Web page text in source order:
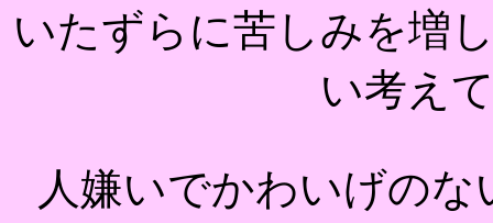
いたずらに苦しみを増
い考え
人嫌いでかわいげの